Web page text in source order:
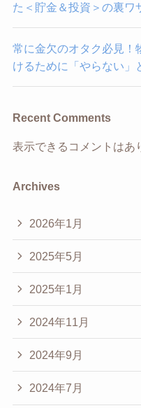
た＜貯金＆投資＞の裏ワ
常に金欠のオタク必見！
けるために「やらない」
Recent Comments
表示できるコメントはあ
Archives
2026年1月
2025年5月
2025年1月
2024年11月
2024年9月
2024年7月